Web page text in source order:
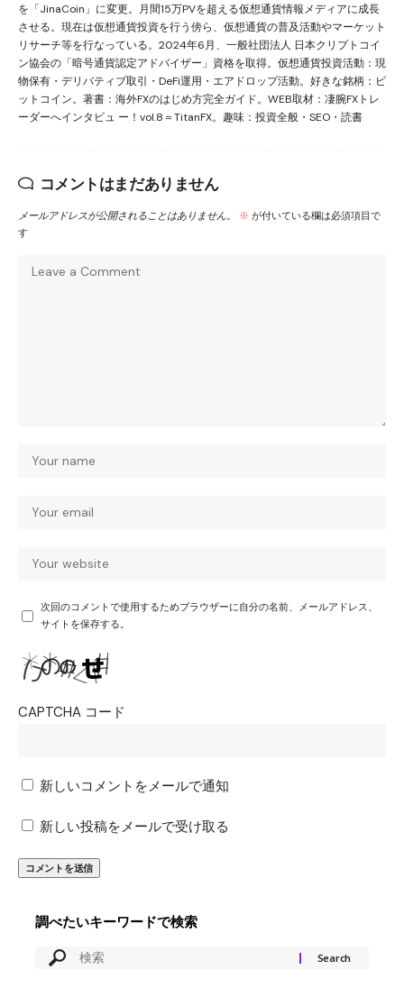
を「JinaCoin」に変更。月間15万PVを超える仮想通貨情報メディアに成長
させる。現在は仮想通貨投資を行う傍ら、仮想通貨の普及活動やマーケット
リサーチ等を行なっている。2024年6月、一般社団法人 日本クリプトコイ
ン協会の「暗号通貨認定アドバイザー」資格を取得。仮想通貨投資活動：現
物保有・デリバティブ取引・DeFi運用・エアドロップ活動。好きな銘柄：ビ
ットコイン。著書：海外FXのはじめ方完全ガイド。WEB取材：凄腕FXトレ
ーダーへインタビュ ー！vol.8＝TitanFX。趣味：投資全般・SEO・読書
コメントはまだありません
メールアドレスが公開されることはありません。 ※ が付いている欄は必須項目で
す
次回のコメントで使用するためブラウザーに自分の名前、メールアドレス、
サイトを保存する。
CAPTCHA コード
新しいコメントをメールで通知
新しい投稿をメールで受け取る
調べたいキーワードで検索